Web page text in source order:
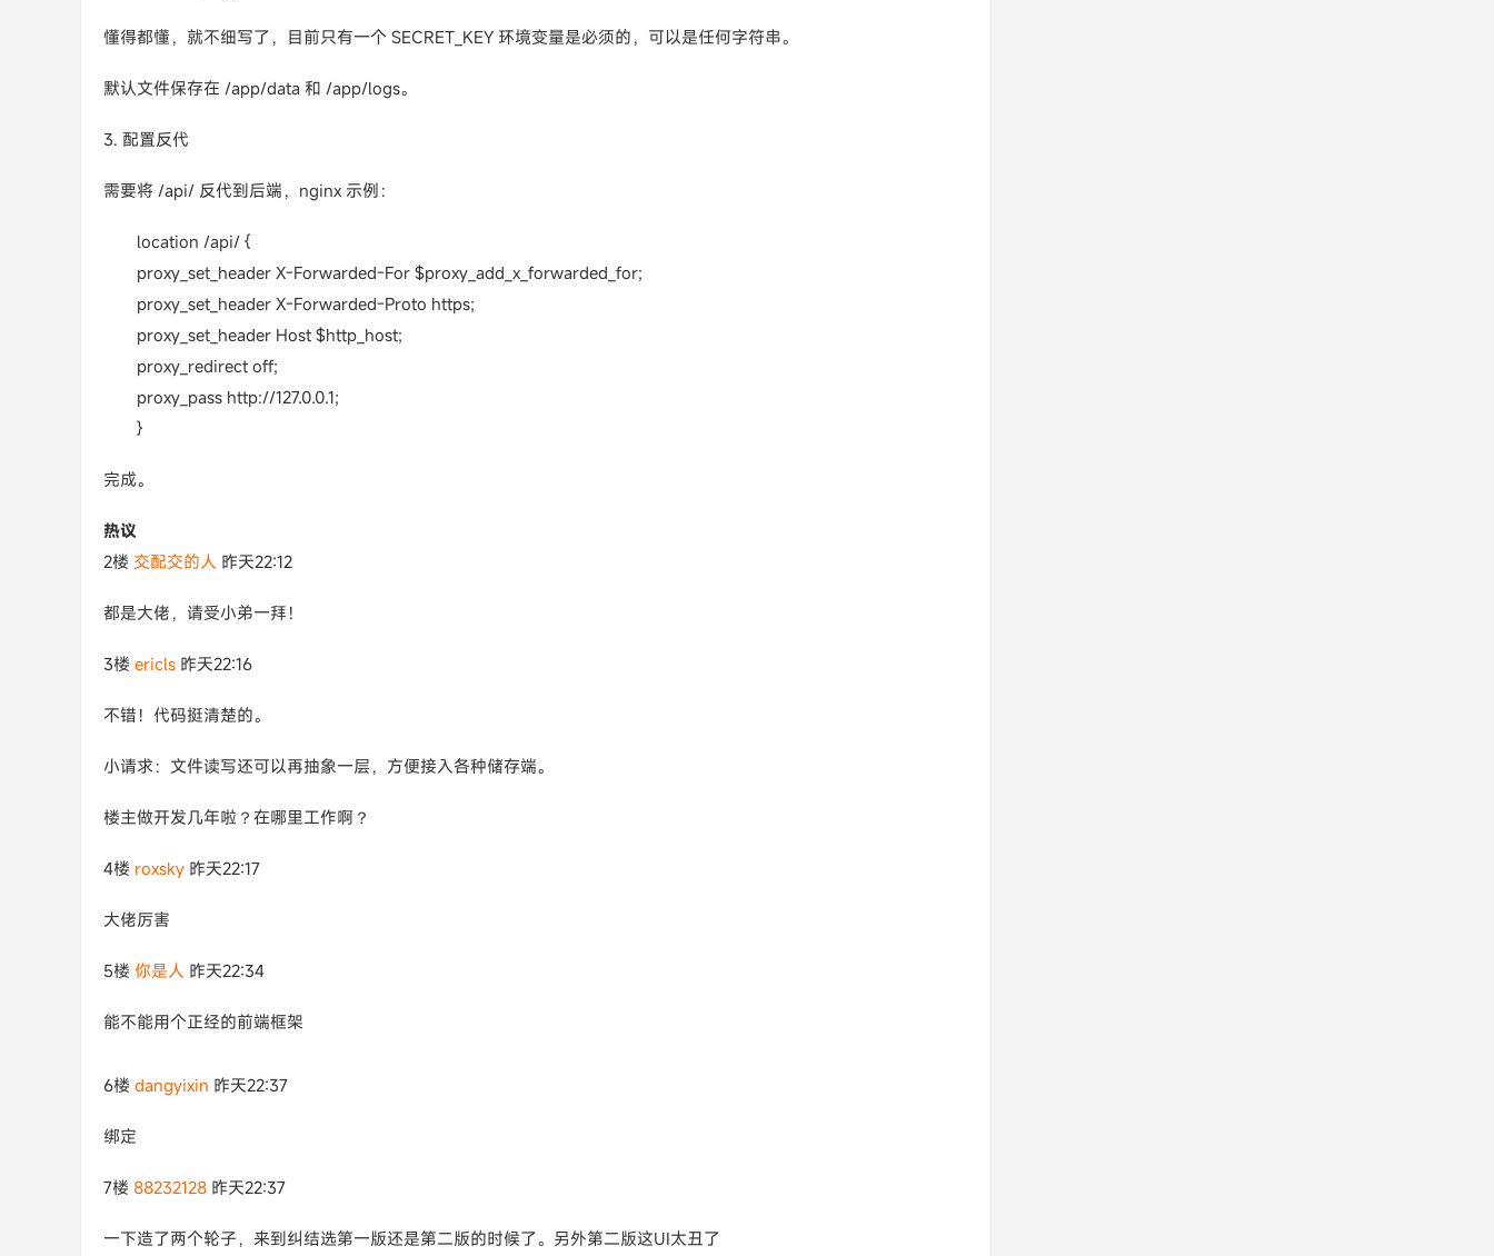
懂得都懂，就不细写了，目前只有一个 SECRET_KEY 环境变量是必须的，可以是任何字符串。
默认文件保存在 /app/data 和 /app/logs。
3. 配置反代
需要将 /api/ 反代到后端，nginx 示例：
location /api/ {
proxy_set_header X-Forwarded-For $proxy_add_x_forwarded_for;
proxy_set_header X-Forwarded-Proto https;
proxy_set_header Host $http_host;
proxy_redirect off;
proxy_pass http://127.0.0.1;
}
完成。
热议
2楼 交配交的人 昨天22:12
都是大佬，请受小弟一拜！
3楼 ericls 昨天22:16
不错！代码挺清楚的。
小请求：文件读写还可以再抽象一层，方便接入各种储存端。
楼主做开发几年啦？在哪里工作啊？
4楼 roxsky 昨天22:17
大佬厉害
5楼 你是人 昨天22:34
能不能用个正经的前端框架
6楼 dangyixin 昨天22:37
绑定
7楼 88232128 昨天22:37
一下造了两个轮子，来到纠结选第一版还是第二版的时候了。另外第二版这UI太丑了